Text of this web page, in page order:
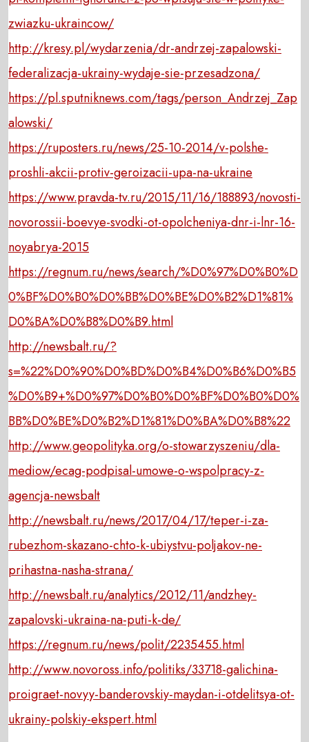
zwiazku-ukraincow/
http://kresy.pl/wydarzenia/dr-andrzej-zapalowski-
federalizacja-ukrainy-wydaje-sie-przesadzona/
https://pl.sputniknews.com/tags/person_Andrzej_Zap
alowski/
https://ruposters.ru/news/25-10-2014/v-polshe-
proshli-akcii-protiv-geroizacii-upa-na-ukraine
https://www.pravda-tv.ru/2015/11/16/188893/novosti-
novorossii-boevye-svodki-ot-opolcheniya-dnr-i-lnr-16-
noyabrya-2015
https://regnum.ru/news/search/%D0%97%D0%B0%D
0%BF%D0%B0%D0%BB%D0%BE%D0%B2%D1%81%
D0%BA%D0%B8%D0%B9.html
http://newsbalt.ru/?
s=%22%D0%90%D0%BD%D0%B4%D0%B6%D0%B5
%D0%B9+%D0%97%D0%B0%D0%BF%D0%B0%D0%
BB%D0%BE%D0%B2%D1%81%D0%BA%D0%B8%22
http://www.geopolityka.org/o-stowarzyszeniu/dla-
mediow/ecag-podpisal-umowe-o-wspolpracy-z-
agencja-newsbalt
http://newsbalt.ru/news/2017/04/17/teper-i-za-
rubezhom-skazano-chto-k-ubiystvu-poljakov-ne-
prihastna-nasha-strana/
http://newsbalt.ru/analytics/2012/11/andzhey-
zapalovski-ukraina-na-puti-k-de/
https://regnum.ru/news/polit/2235455.html
http://www.novoross.info/politiks/33718-galichina-
proigraet-novyy-banderovskiy-maydan-i-otdelitsya-ot-
ukrainy-polskiy-ekspert.html